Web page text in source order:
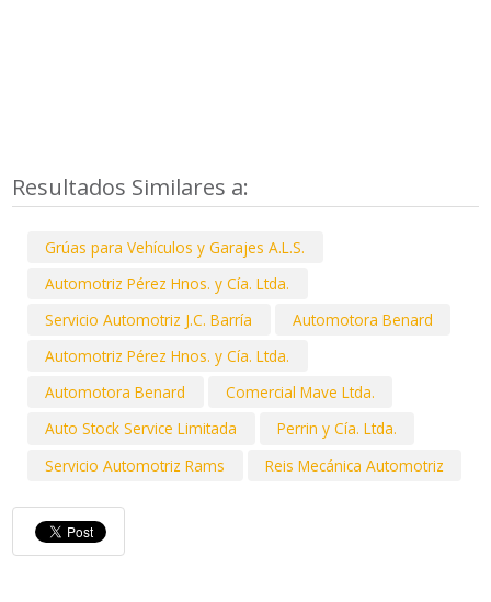
Resultados Similares a:
Grúas para Vehículos y Garajes A.L.S.
Automotriz Pérez Hnos. y Cía. Ltda.
Servicio Automotriz J.C. Barría
Automotora Benard
Automotriz Pérez Hnos. y Cía. Ltda.
Automotora Benard
Comercial Mave Ltda.
Auto Stock Service Limitada
Perrin y Cía. Ltda.
Servicio Automotriz Rams
Reis Mecánica Automotriz